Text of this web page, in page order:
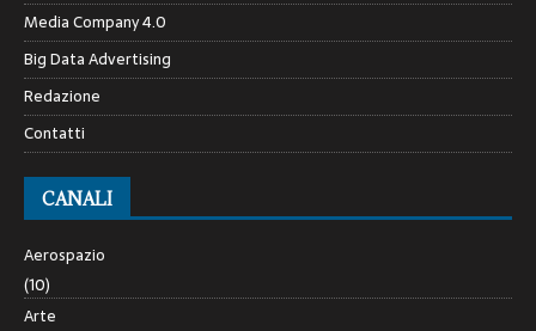
Media Company 4.0
Big Data Advertising
Redazione
Contatti
CANALI
Aerospazio
(10)
Arte